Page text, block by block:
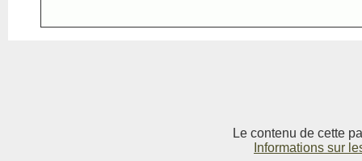
Le contenu de cette
Informations sur